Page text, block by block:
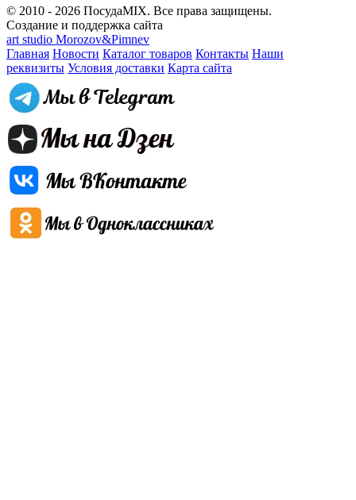
© 2010 - 2026 ПосудаMIX. Все права защищены.
Создание и поддержка сайта
art studio Morozov&Pimnev
Главная Новости Каталог товаров Контакты Наши
реквизиты Условия доставки Карта сайта